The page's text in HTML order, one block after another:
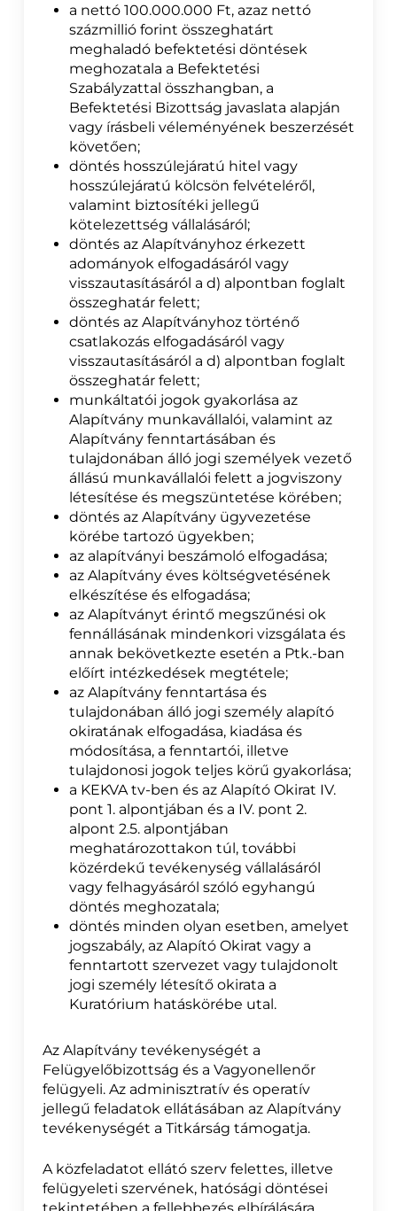
a nettó 100.000.000 Ft, azaz nettó
százmillió forint összeghatárt
meghaladó befektetési döntések
meghozatala a Befektetési
Szabályzattal összhangban, a
Befektetési Bizottság javaslata alapján
vagy írásbeli véleményének beszerzését
követően;
döntés hosszúlejáratú hitel vagy
hosszúlejáratú kölcsön felvételéről,
valamint biztosítéki jellegű
kötelezettség vállalásáról;
döntés az Alapítványhoz érkezett
adományok elfogadásáról vagy
visszautasításáról a d) alpontban foglalt
összeghatár felett;
döntés az Alapítványhoz történő
csatlakozás elfogadásáról vagy
visszautasításáról a d) alpontban foglalt
összeghatár felett;
munkáltatói jogok gyakorlása az
Alapítvány munkavállalói, valamint az
Alapítvány fenntartásában és
tulajdonában álló jogi személyek vezető
állású munkavállalói felett a jogviszony
létesítése és megszüntetése körében;
döntés az Alapítvány ügyvezetése
körébe tartozó ügyekben;
az alapítványi beszámoló elfogadása;
az Alapítvány éves költségvetésének
elkészítése és elfogadása;
az Alapítványt érintő megszűnési ok
fennállásának mindenkori vizsgálata és
annak bekövetkezte esetén a Ptk.-ban
előírt intézkedések megtétele;
az Alapítvány fenntartása és
tulajdonában álló jogi személy alapító
okiratának elfogadása, kiadása és
módosítása, a fenntartói, illetve
tulajdonosi jogok teljes körű gyakorlása;
a KEKVA tv-ben és az Alapító Okirat IV.
pont 1. alpontjában és a IV. pont 2.
alpont 2.5. alpontjában
meghatározottakon túl, további
közérdekű tevékenység vállalásáról
vagy felhagyásáról szóló egyhangú
döntés meghozatala;
döntés minden olyan esetben, amelyet
jogszabály, az Alapító Okirat vagy a
fenntartott szervezet vagy tulajdonolt
jogi személy létesítő okirata a
Kuratórium hatáskörébe utal.
Az Alapítvány tevékenységét a
Felügyelőbizottság és a Vagyonellenőr
felügyeli. Az adminisztratív és operatív
jellegű feladatok ellátásában az Alapítvány
tevékenységét a Titkárság támogatja.
A közfeladatot ellátó szerv felettes, illetve
felügyeleti szervének, hatósági döntései
tekintetében a fellebbezés elbírálására